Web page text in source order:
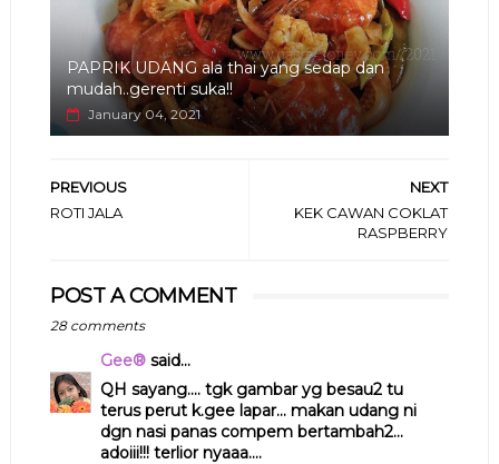
PAPRIK UDANG ala thai yang sedap dan
mudah..gerenti suka!!
January 04, 2021
NEXT
KEK CAWAN COKLAT
RASPBERRY
PREVIOUS
ROTI JALA
POST A COMMENT
28 comments
Gee®said...
QH sayang.... tgk gambar yg besau2 tu
terus perut k.gee lapar... makan udang ni
dgn nasi panas compem bertambah2...
adoiii!!! terlior nyaaa....